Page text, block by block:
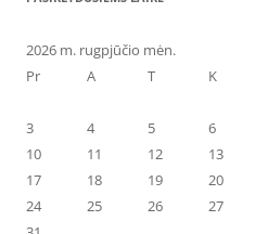
2026 m. rugpjūčio mėn.
Pr
A T K
3
4 5 6
10
11 12 13
17
18 19 20
24
25 26 27